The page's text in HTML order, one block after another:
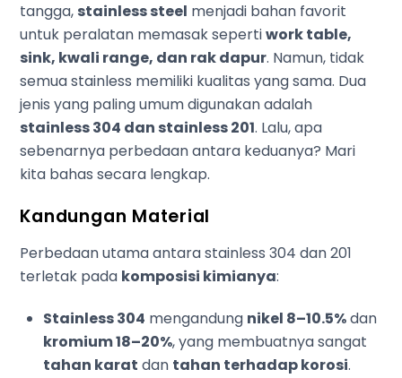
tangga, stainless steel menjadi bahan favorit
untuk peralatan memasak sepertiwork table,
sink, kwali range, dan rak dapur. Namun, tidak
semua stainless memiliki kualitas yang sama. Dua
jenis yang paling umum digunakan adalah
stainless 304 dan stainless 201. Lalu, apa
sebenarnya perbedaan antara keduanya? Mari
kita bahas secara lengkap.
Kandungan Material
Perbedaan utama antara stainless 304 dan 201
terletak pada komposisi kimianya:
Stainless 304 mengandung nikel 8–10.5%dan
kromium 18–20%, yang membuatnya sangat
tahan karat dan tahan terhadap korosi.